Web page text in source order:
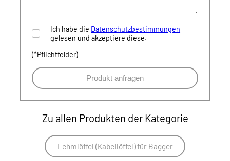
Ich habe die Datenschutzbestimmungen
gelesen und akzeptiere diese.
(*Pflichtfelder)
Zu allen Produkten der Kategorie
Lehmlöffel (Kabellöffel) für Bagger